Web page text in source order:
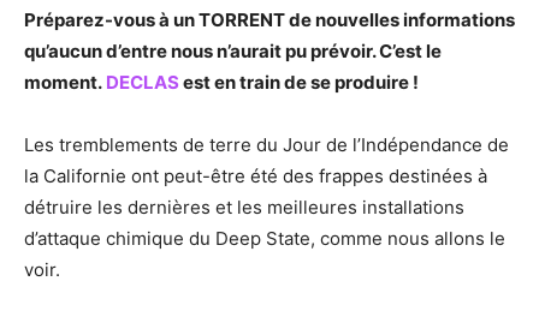
Préparez-vous à un TORRENT de nouvelles informations
qu’aucun d’entre nous n’aurait pu prévoir. C’est le
moment. DECLAS est en train de se produire !
Les tremblements de terre du Jour de l’Indépendance de
la Californie ont peut-être été des frappes destinées à
détruire les dernières et les meilleures installations
d’attaque chimique du Deep State, comme nous allons le
voir.